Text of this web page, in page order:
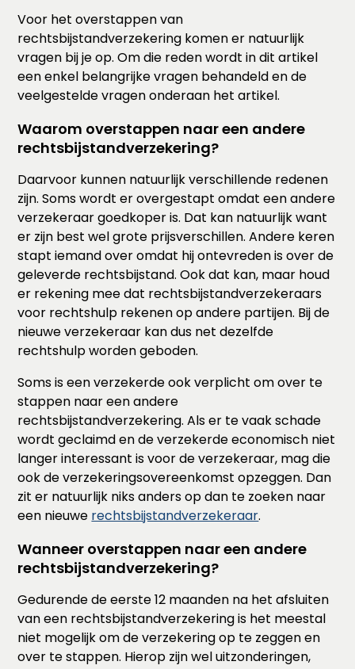
Voor het overstappen van
rechtsbijstandverzekering komen er natuurlijk
vragen bij je op. Om die reden wordt in dit artikel
een enkel belangrijke vragen behandeld en de
veelgestelde vragen onderaan het artikel.
Waarom overstappen naar een andere
rechtsbijstandverzekering?
Daarvoor kunnen natuurlijk verschillende redenen
zijn. Soms wordt er overgestapt omdat een andere
verzekeraar goedkoper is. Dat kan natuurlijk want
er zijn best wel grote prijsverschillen. Andere keren
stapt iemand over omdat hij ontevreden is over de
geleverde rechtsbijstand. Ook dat kan, maar houd
er rekening mee dat rechtsbijstandverzekeraars
voor rechtshulp rekenen op andere partijen. Bij de
nieuwe verzekeraar kan dus net dezelfde
rechtshulp worden geboden.
Soms is een verzekerde ook verplicht om over te
stappen naar een andere
rechtsbijstandverzekering. Als er te vaak schade
wordt geclaimd en de verzekerde economisch niet
langer interessant is voor de verzekeraar, mag die
ook de verzekeringsovereenkomst opzeggen. Dan
zit er natuurlijk niks anders op dan te zoeken naar
een nieuwe rechtsbijstandverzekeraar.
Wanneer overstappen naar een andere
rechtsbijstandverzekering?
Gedurende de eerste 12 maanden na het afsluiten
van een rechtsbijstandverzekering is het meestal
niet mogelijk om de verzekering op te zeggen en
over te stappen. Hierop zijn wel uitzonderingen,